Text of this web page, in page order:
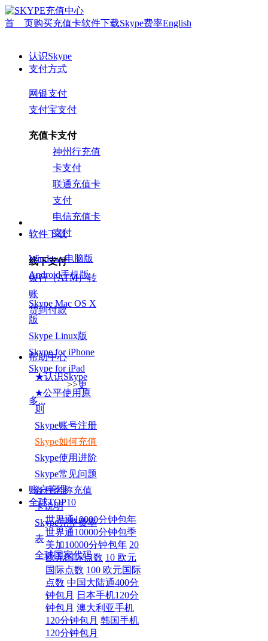
首 页购买充值卡软件下载Skype费率English
认识Skype
支付方式
网银支付
支付宝支付
充值卡支付
神州行充值
卡支付
联通充值卡
支付
电信充值卡
支付
线下支付
银行（ATM）转
账
货到付款
软件下载
Windows电脑版
Android手机版
Skype Mac OS X
版
Skype Linux版
Skype for iPhone
Skype for iPad
>>更
多...
帮助中心
★认识Skype
★公平使用原
则
Skype账号注册
Skype如何充值
Skype使用进阶
Skype常见问题
各种名称充值
卡说明
Skype完整费率
表
全球国家代码
账户管理
全球TOP10
世界通10000分钟包年
世界通10000分钟包季
美加10000分钟包年 20
欧元国际点数 10 欧元
国际点数 100 欧元国际
点数 中国大陆通400分
钟包月
日本手机120分
钟包月 澳大利亚手机
120分钟包月 韩国手机
120分钟包月